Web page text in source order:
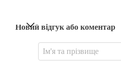
Новий відгук або коментар